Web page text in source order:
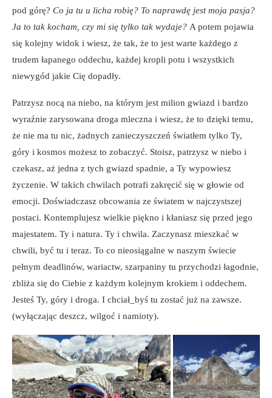
pod górę? Co ja tu u licha robię? To naprawdę jest moja pasja?
Ja to tak kocham, czy mi się tylko tak wydaje? A potem pojawia
się kolejny widok i wiesz, że tak, że to jest warte każdego z
trudem łapanego oddechu, każdej kropli potu i wszystkich
niewygód jakie Cię dopadły.
Patrzysz nocą na niebo, na którym jest milion gwiazd i bardzo
wyraźnie zarysowana droga mleczna i wiesz, że to dzięki temu,
że nie ma tu nic, żadnych zanieczyszczeń światłem tylko Ty,
góry i kosmos możesz to zobaczyć. Stoisz, patrzysz w niebo i
czekasz, aż jedna z tych gwiazd spadnie, a Ty wypowiesz
życzenie. W takich chwilach potrafi zakręcić się w głowie od
emocji. Doświadczasz obcowania ze światem w najczystszej
postaci. Kontemplujesz wielkie piękno i kłaniasz się przed jego
majestatem. Ty i natura. Ty i chwila. Zaczynasz mieszkać w
chwili, być tu i teraz. To co nieosiągalne w naszym świecie
pełnym deadlinów, wariactw, szarpaniny tu przychodzi łagodnie,
zbliża się do Ciebie z każdym kolejnym krokiem i oddechem.
Jesteś Ty, góry i droga. I chciał_byś tu zostać już na zawsze.
(wyłączając deszcz, wilgoć i namioty).